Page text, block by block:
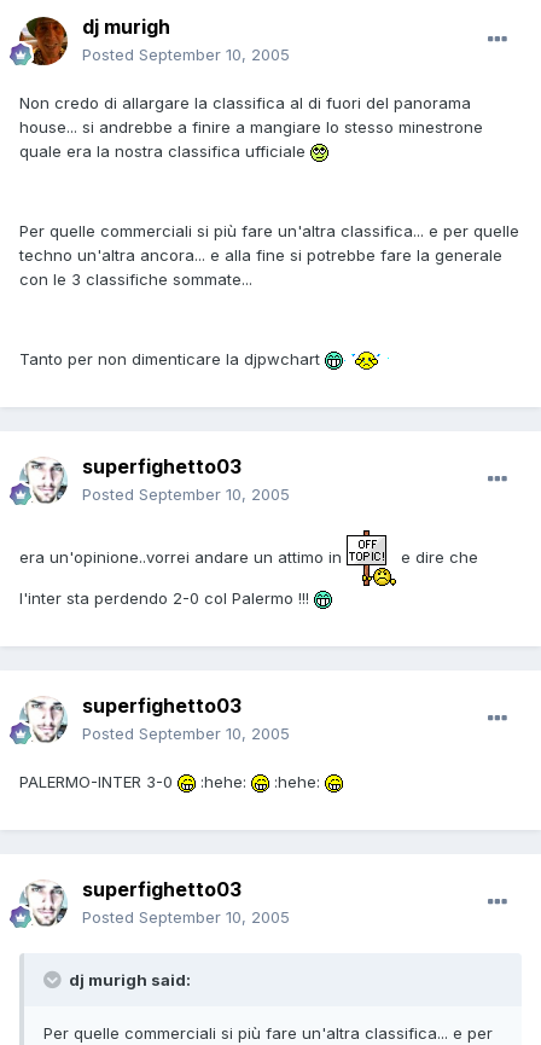
dj murigh
Posted September 10, 2005
Non credo di allargare la classifica al di fuori del panorama
house... si andrebbe a finire a mangiare lo stesso minestrone
quale era la nostra classifica ufficiale
Per quelle commerciali si più fare un'altra classifica... e per quelle
techno un'altra ancora... e alla fine si potrebbe fare la generale
con le 3 classifiche sommate...
Tanto per non dimenticare la djpwchart
superfighetto03
Posted September 10, 2005
era un'opinione..vorrei andare un attimo in e dire che
l'inter sta perdendo 2-0 col Palermo !!!
superfighetto03
Posted September 10, 2005
PALERMO-INTER 3-0 :hehe: :hehe:
superfighetto03
Posted September 10, 2005
dj murigh said:
Per quelle commerciali si più fare un'altra classifica... e per